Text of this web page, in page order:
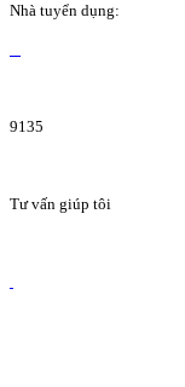
Nhà tuyển dụng:
9135
Tư vấn giúp tôi